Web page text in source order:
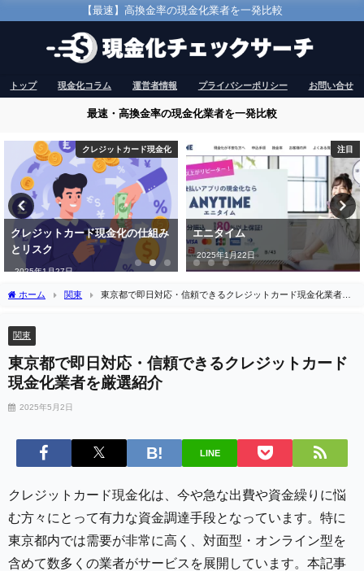
【最速】高換金率の現金化業者を一発比較
トップ 現金化コラム 運営者情報 プライバシーポリシー お問い合せ
最速・高換金率の現金化業者を一発比較
注目
エニタイム
2025年1月22日
注目
アースサポート
2024年12月10日
ホーム 関東
東京都で即日対応・信頼できるクレジットカード現金化業者を
関東
東京都で即日対応・信頼できるクレジットカード
現金化業者を厳選紹介
2025年5月2日
LINE
クレジットカード現金化は、今や急な出費や資金繰りに悩
む方々にとって有力な資金調達手段となっています。特に
東京都内では需要が非常に高く、対面型・オンライン型を
含めて数多くの業者がサービスを展開しています。本記事